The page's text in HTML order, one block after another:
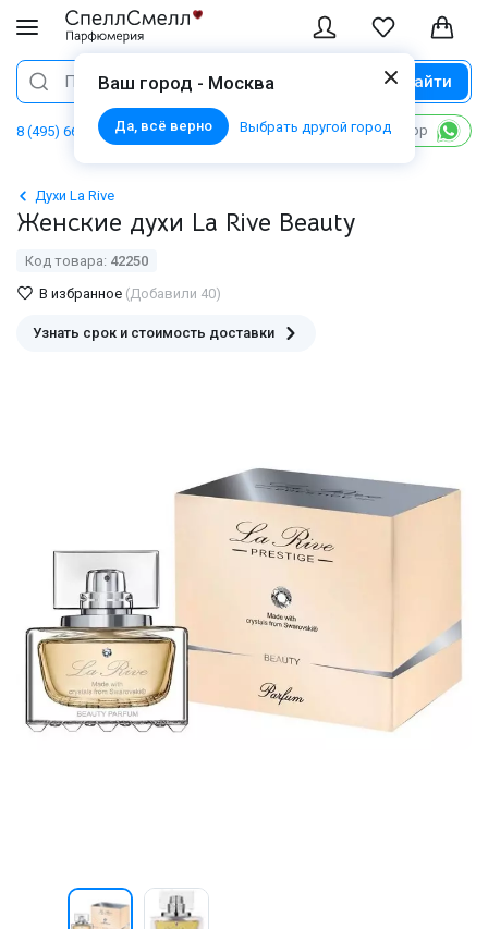
Ваш город - Москва
Да, всё верно Выбрать другой город
Поиск Найти
8 (495) 668 06 02 Написать в WhatsApp
Духи La Rive
Женские духи La Rive Beauty
Код товара: 42250
В избранное (Добавили 40)
Узнать срок и стоимость доставки